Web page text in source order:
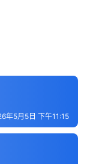
年5月5日 下午11:15